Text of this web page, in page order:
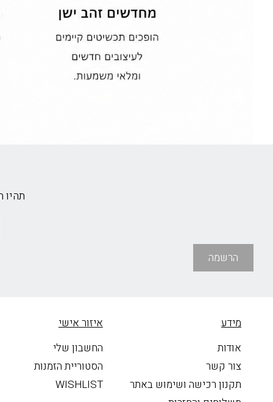
הרשמה
מידע
אודות
צור קשר
תקנון רכישה ושימוש באתר
איזור אישי
החשבון שלי
הסטוריית הזמנות
WISHLIST